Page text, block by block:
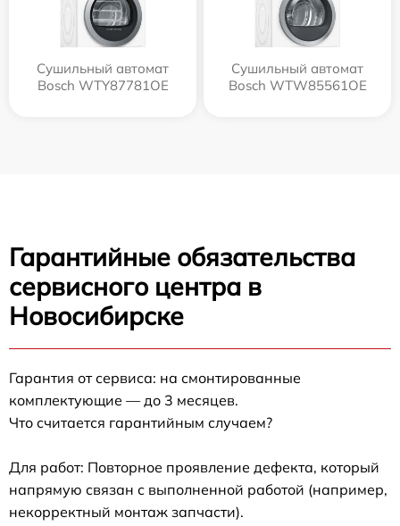
Сушильный автомат
Bosch WTY87781OE
Сушильный автомат
Bosch WTW85561OE
Гарантийные обязательства
сервисного центра в
Новосибирске
Гарантия от сервиса: на смонтированные
комплектующие — до 3 месяцев.
Что считается гарантийным случаем?
Для работ: Повторное проявление дефекта, который
напрямую связан с выполненной работой (например,
некорректный монтаж запчасти).